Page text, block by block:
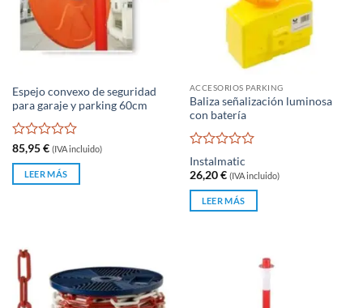
Espejo convexo de seguridad
para garaje y parking 60cm
Valorado
con
de
85,95€ (IVA incluido)
LEER MÁS
ACCESORIOS PARKING
Baliza señalización luminosa
con batería
Valorado
con
0
5
Instalmatic
26,20€ (IVA incluido)
LEER MÁS